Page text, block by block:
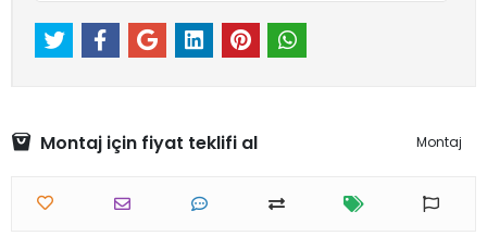
Montaj için fiyat teklifi al Montaj